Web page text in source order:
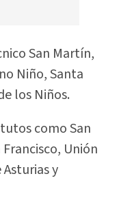
San Martín,
Niño, Santa
los Niños.
como San
Unión
y